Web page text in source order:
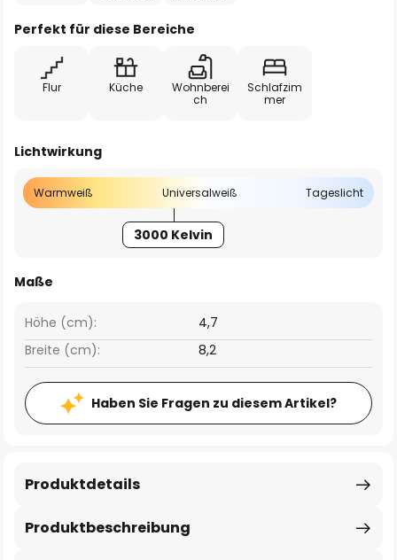
Perfekt für diese Bereiche
Flur Küche
Wohnberei
ch
Schlafzim
mer
Lichtwirkung
Warmweiß Universalweiß Tageslicht
3000 Kelvin
Maße
Breite (cm): 8,2
Höhe (cm): 4,7
Haben Sie Fragen zu diesem Artikel?
Produktbeschreibung
Produktdetails